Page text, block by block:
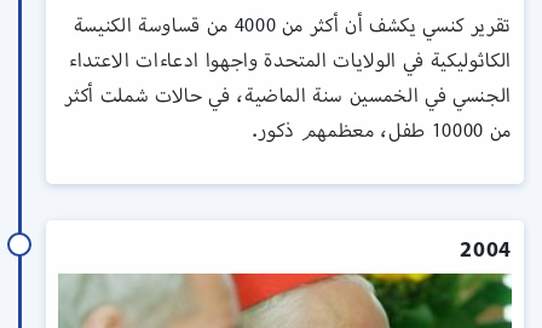
تقرير كنسي يكشف أن أكثر من 4000 من قساوسة الكنيسة
الكاثوليكية في الولايات المتحدة واجهوا ادعاءات الاعتداء
الجنسي في الخمسين سنة الماضية، في حالات شملت أكثر
من 10000 طفل، معظمهم ذكور.
2004